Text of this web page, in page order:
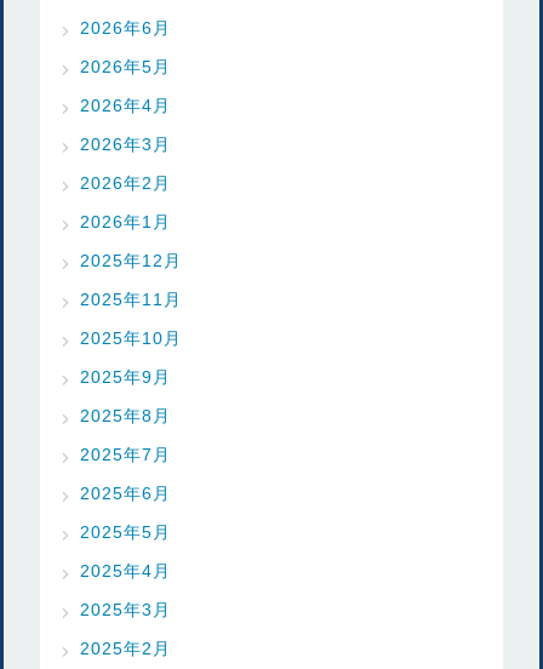
2026年6月
2026年5月
2026年4月
2026年3月
2026年2月
2026年1月
2025年12月
2025年11月
2025年10月
2025年9月
2025年8月
2025年7月
2025年6月
2025年5月
2025年4月
2025年3月
2025年2月